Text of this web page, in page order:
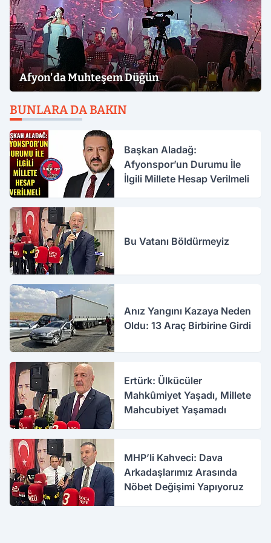
Afyon'da Muhteşem Düğün
BUNLARA DA BAKIN
Başkan Aladağ:
Afyonspor’un Durumu İle
İlgili Millete Hesap Verilmeli
Bu Vatanı Böldürmeyiz
Anız Yangını Kazaya Neden
Oldu: 13 Araç Birbirine Girdi
Ertürk: Ülkücüler
Mahkûmiyet Yaşadı, Millete
Mahcubiyet Yaşamadı
MHP’li Kahveci: Dava
Arkadaşlarımız Arasında
Nöbet Değişimi Yapıyoruz